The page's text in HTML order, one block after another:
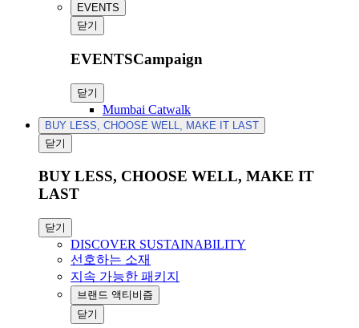
EVENTS
닫기
EVENTSCampaign
닫기
Mumbai Catwalk
BUY LESS, CHOOSE WELL, MAKE IT LAST
닫기
BUY LESS, CHOOSE WELL, MAKE IT
LAST
닫기
DISCOVER SUSTAINABILITY
선호하는 소재
지속 가능한 패키지
브랜드 액티비즘
닫기